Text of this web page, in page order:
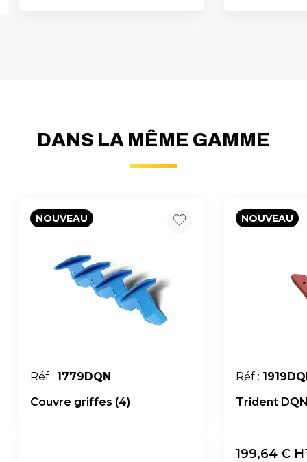
DANS LA MÊME GAMME
NOUVEAU
Réf : 1779DQN
Couvre griffes (4)
NOUVEAU
Réf :
Trident
199,64 €